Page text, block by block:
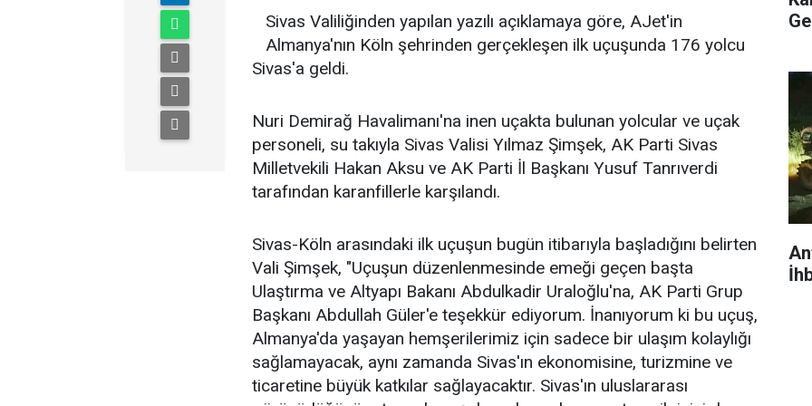
Sivas Valiliğinden yapılan yazılı açıklamaya göre, AJet'in
Almanya'nın Köln şehrinden gerçekleşen ilk uçuşunda 176 yolcu
Sivas'a geldi.
Nuri Demirağ Havalimanı'na inen uçakta bulunan yolcular ve uçak
personeli, su takıyla Sivas Valisi Yılmaz Şimşek, AK Parti Sivas
Milletvekili Hakan Aksu ve AK Parti İl Başkanı Yusuf Tanrıverdi
tarafından karanfillerle karşılandı.
Sivas-Köln arasındaki ilk uçuşun bugün itibarıyla başladığını belirten
Vali Şimşek, "Uçuşun düzenlenmesinde emeği geçen başta
Ulaştırma ve Altyapı Bakanı Abdulkadir Uraloğlu'na, AK Parti Grup
Başkanı Abdullah Güler'e teşekkür ediyorum. İnanıyorum ki bu uçuş,
Almanya'da yaşayan hemşerilerimiz için sadece bir ulaşım kolaylığı
sağlamayacak, aynı zamanda Sivas'ın ekonomisine, turizmine ve
ticaretine büyük katkılar sağlayacaktır. Sivas'ın uluslararası